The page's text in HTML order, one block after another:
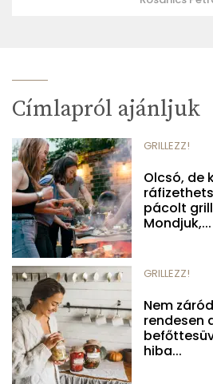
Címlapról ajánljuk
GRILLEZZ!
Olcsó, de
pácolt
Mondjuk,...
GRILLEZZ!
Nem
rendesen
hiba...